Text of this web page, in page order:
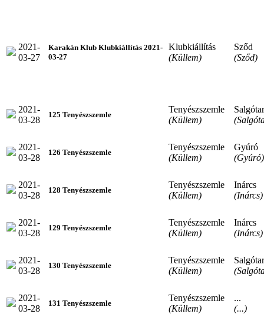
2021-
03-27
Karakán Klub Klubkiállítás 2021-
03-27
Klubkiállítás
(Küllem)
Sződ
(Sződ)
2021-
03-28
125 Tenyészszemle
Tenyészszemle
(Küllem)
2021-
03-28
126 Tenyészszemle
Tenyészszemle
(Küllem)
Gyúró
(Gyúró)
2021-
03-28
128 Tenyészszemle
Tenyészszemle
(Küllem)
Inárcs
(Inárcs)
2021-
03-28
129 Tenyészszemle
Tenyészszemle
(Küllem)
Inárcs
(Inárcs)
2021-
03-28
130 Tenyészszemle
Tenyészszemle
(Küllem)
2021-
03-28
131 Tenyészszemle
Tenyészszemle
(Küllem)
...
(...)